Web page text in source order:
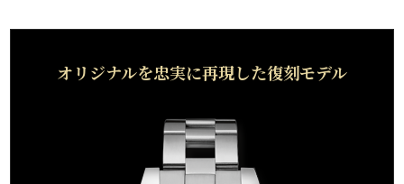
オリジナルを忠実に再現した復刻モデル